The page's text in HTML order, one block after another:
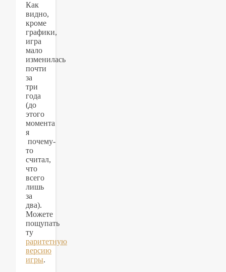
Как
видно,
кроме
графики,
игра
мало
изменилась
почти
за
три
года
(до
этого
момента
я
почему-
то
считал,
что
всего
лишь
за
два).
Можете
пощупать
ту
раритетную
версию
игры.